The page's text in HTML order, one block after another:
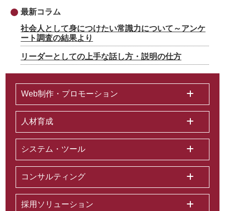
最新コラム
社会人として身につけたい常識力について～アンケ
ート調査の結果より
リーダーとしての上手な話し方・説明の仕方
Web制作・プロモーション
人材育成
システム・ツール
コンサルティング
採用ソリューション